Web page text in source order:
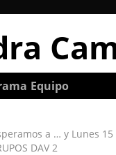
Equipo
a … y Lunes
DAV 2